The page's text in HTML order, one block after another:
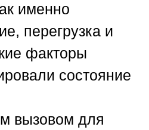
именно
перегрузка и
факторы
состояние
вызовом для